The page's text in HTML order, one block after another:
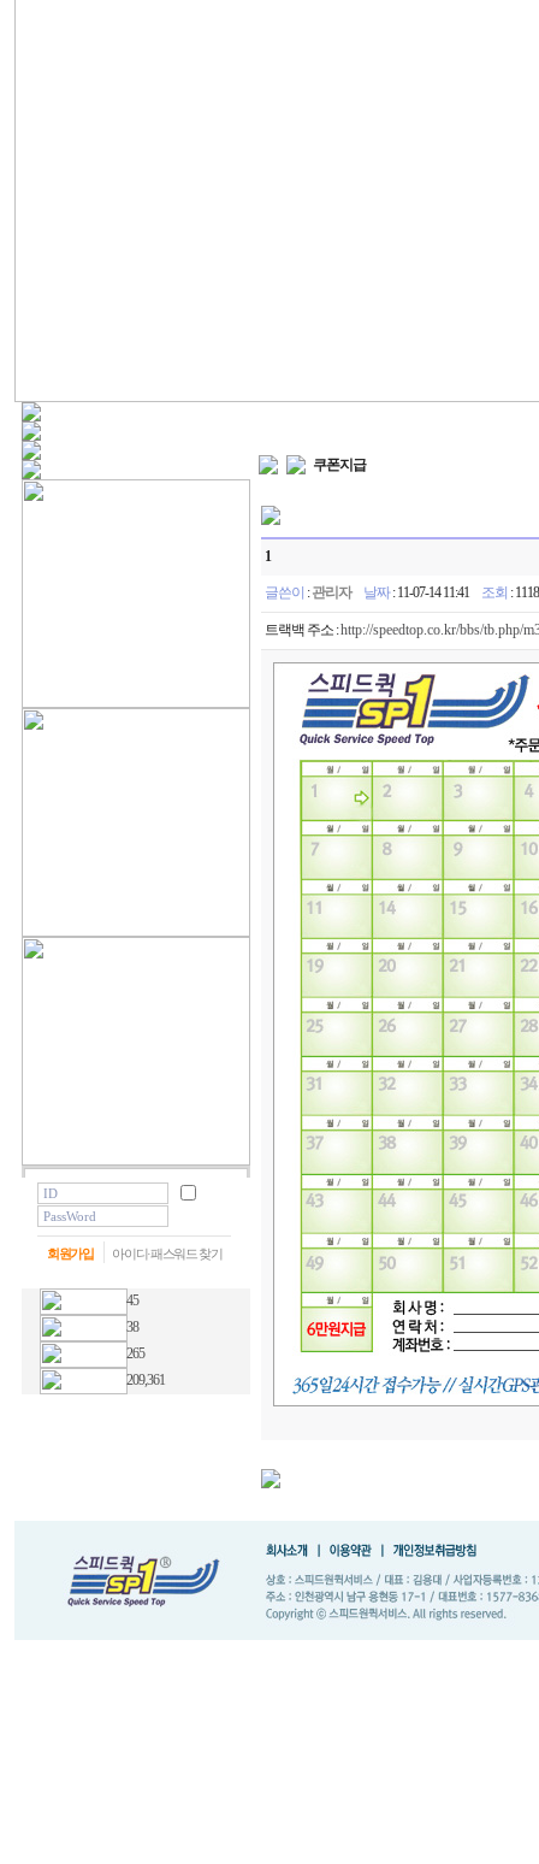
회원가입 아이디·패스워드 찾기
45
38
265
209,361
쿠폰지급
1
글쓴이 :관리자 날짜: 11-07-14 11:41 조회 :
트랙백 주소 :http://speedtop.co.kr/bbs/tb.php/